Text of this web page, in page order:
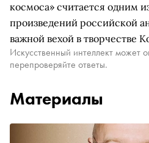
космоса» считается одним
произведений российской
важной вехой в творчестве
Искусственный интеллект может
перепроверяйте ответы.
Материалы